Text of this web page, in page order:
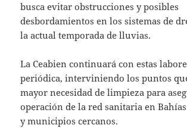
busca evitar obstrucciones y posibles
desbordamientos en los sistemas de
la actual temporada de lluvias.
La Ceabien continuará con estas
periódica, interviniendo los puntos
mayor necesidad de limpieza para
operación de la red sanitaria en
y municipios cercanos.